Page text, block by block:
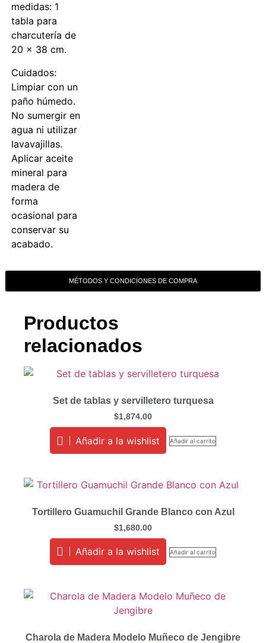
medidas: 1
tabla para
charcutería de
20 × 38 cm.
Cuidados:
Limpiar con un
paño húmedo.
No sumergir en
agua ni utilizar
lavavajillas.
Aplicar aceite
mineral para
madera de
forma
ocasional para
conservar su
acabado.
MÉTODOS Y CONDICIONES DE COMPRA
Productos
relacionados
Set de tablas y servilletero turquesa
$1,874.00
Añadir a la wishlist Añadir al carrito
Tortillero Guamuchil Grande Blanco con Azul
$1,680.00
Añadir a la wishlist Añadir al carrito
Charola de Madera Modelo Muñeco de Jengibre